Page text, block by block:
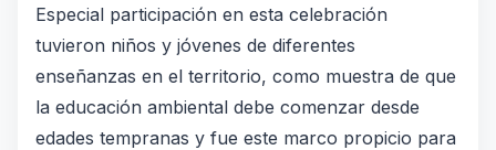
Especial participación en esta celebración
tuvieron niños y jóvenes de diferentes
enseñanzas en el territorio, como muestra de que
la educación ambiental debe comenzar desde
edades tempranas y fue este marco propicio para